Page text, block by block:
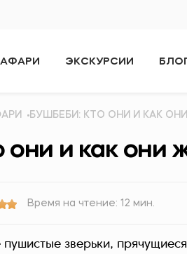
ЭКСКУРСИИ
БУШБЕБИ: КТО ОНИ И КАК
и как они
Время на чтение: 12 мин.
зверьки, прячущиеся